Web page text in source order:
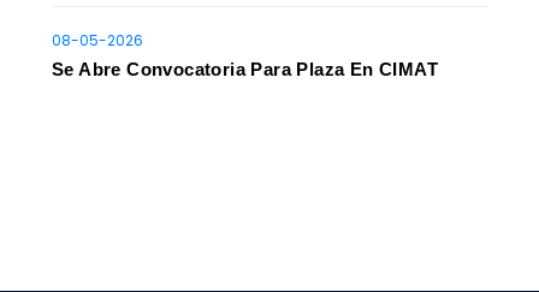
08-05-2026
Se Abre Convocatoria Para Plaza En CIMAT